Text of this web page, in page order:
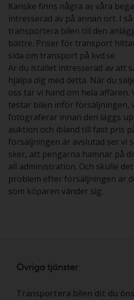
Kanske finns några av våra
intresserad av på annan ort. I
transportera bilen till den
bättre. Priser för transport
sida om transport på kvd.se.
Är du istället intresserad av att
hjälpa dig med detta. När du
oss tar vi hand om hela affären.
testar bilen inför försäljningen,
fotograferar innan den läggs
auktion och ibland till fast pris
försäljningen är avslutad ser vi
sker, att pengarna hamnar på
all administration. Och skulle
problem efter försäljningen är
som köparen vänder sig.
Övriga tjänster
Transportera bilen dit du